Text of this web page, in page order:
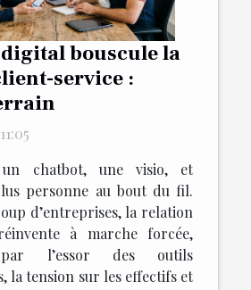
bouscule la
service :
chatbot, une visio, et
personne au bout du fil.
d’entreprises, la relation
à marche forcée,
par l’essor des outils
la tension sur les effectifs et